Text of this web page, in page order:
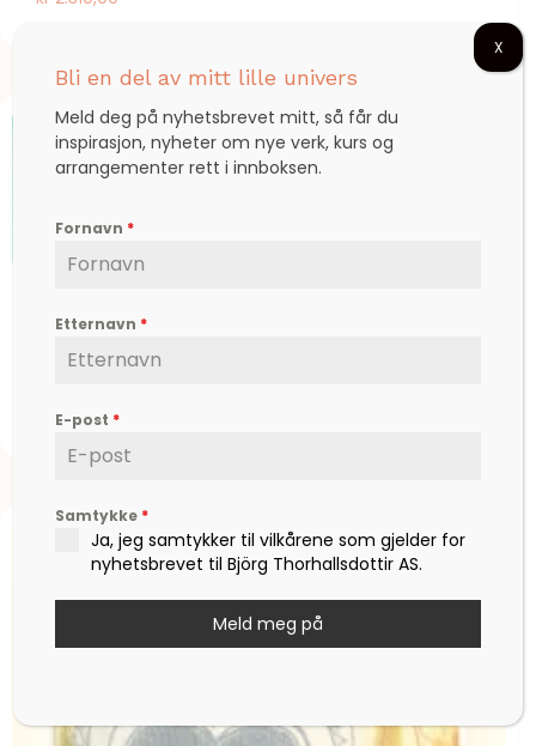
I would walk to the end
1.200,00
Bli en del av mitt lille univers
Meld deg på nyhetsbrevet mitt, så får du
inspirasjon, nyheter om nye verk, kurs og
arrangementer rett i innboksen.
Fornavn *
Etternavn *
E-post *
Samtykke *
Ja, jeg samtykker til vilkårene som gjelder for
nyhetsbrevet til Björg Thorhallsdottir AS.
Meld meg på
X